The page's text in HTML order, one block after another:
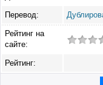
Перевод:
Рейтинг на
сайте:
Рейтинг: